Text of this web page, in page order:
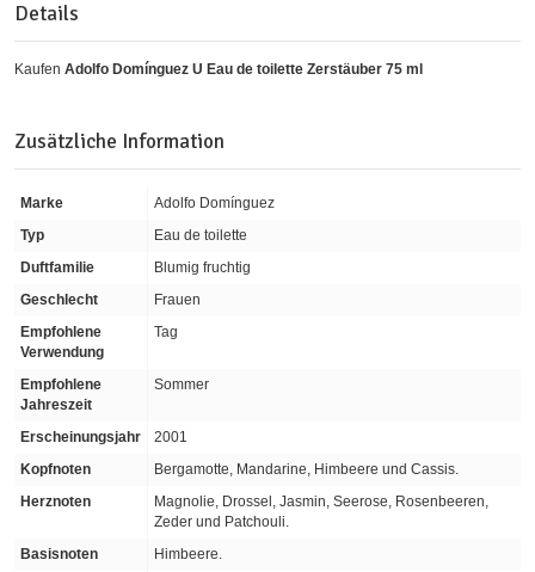
Details
Kaufen Adolfo Domínguez U Eau de toilette Zerstäuber 75 ml
Zusätzliche Information
Marke
Adolfo Domínguez
Typ
Eau de toilette
Duftfamilie
Blumig fruchtig
Geschlecht
Frauen
Empfohlene
Verwendung
Tag
Empfohlene
Jahreszeit
Sommer
Erscheinungsjahr
2001
Kopfnoten
Bergamotte, Mandarine, Himbeere und Cassis.
Herznoten
Magnolie, Drossel, Jasmin, Seerose, Rosenbeeren,
Zeder und Patchouli.
Basisnoten
Himbeere.